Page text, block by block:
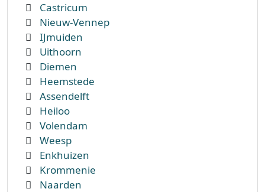
Castricum
Nieuw-Vennep
IJmuiden
Uithoorn
Diemen
Heemstede
Assendelft
Heiloo
Volendam
Weesp
Enkhuizen
Krommenie
Naarden